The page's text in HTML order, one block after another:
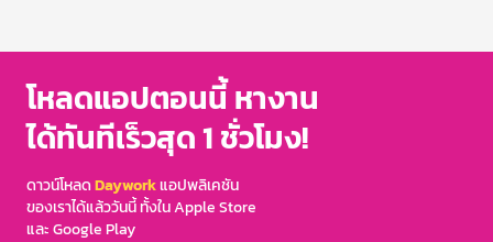
โหลดแอปตอนนี้ หางาน
ได้ทันทีเร็วสุด 1 ชั่วโมง!
ดาวน์โหลดDayworkแอปพลิเคชัน
ของเราได้แล้ววันนี้ ทั้งใน Apple Store
และ Google Play